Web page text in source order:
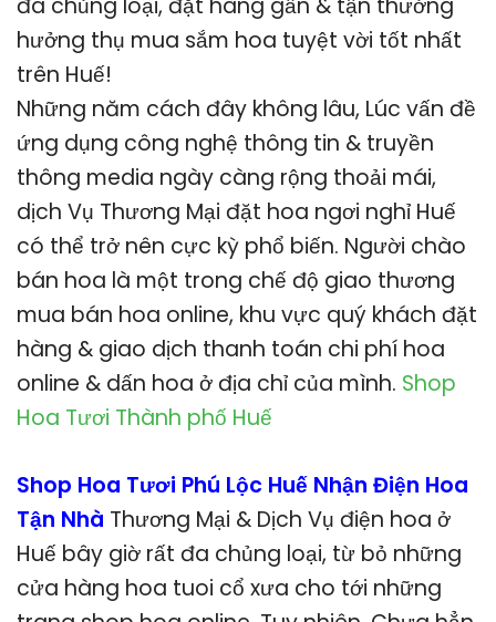
đa chủng loại, đặt hàng gần & tận thưởng
hưởng thụ mua sắm hoa tuyệt vời tốt nhất
trên Huế!
Những năm cách đây không lâu, Lúc vấn đề
ứng dụng công nghệ thông tin & truyền
thông media ngày càng rộng thoải mái,
dịch Vụ Thương Mại đặt hoa ngơi nghỉ Huế
có thể trở nên cực kỳ phổ biến. Người chào
bán hoa là một trong chế độ giao thương
mua bán hoa online, khu vực quý khách đặt
hàng & giao dịch thanh toán chi phí hoa
online & dấn hoa ở địa chỉ của mình. Shop
Hoa Tươi Thành phố Huế
Shop Hoa Tươi Phú Lộc Huế Nhận Điện Hoa
Tận Nhà Thương Mại & Dịch Vụ điện hoa ở
Huế bây giờ rất đa chủng loại, từ bỏ những
cửa hàng hoa tuoi cổ xưa cho tới những